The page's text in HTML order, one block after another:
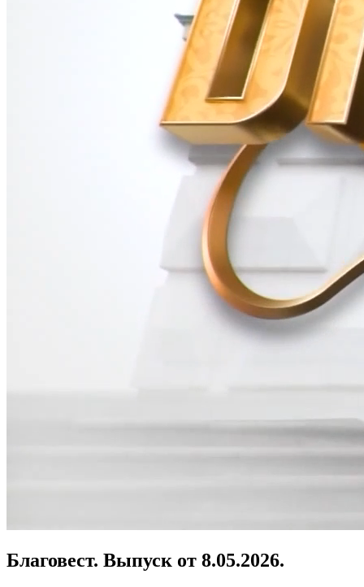
Благовест. Выпуск от 8.05.2026.